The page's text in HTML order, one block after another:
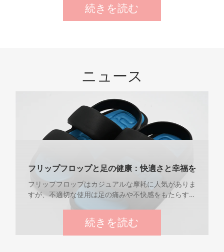
続きを読む
ニュース
フリップフロップと足の健康：快適さと幸福を
フリップフロップはカジュアルな摩耗に人気がありま
すが、不適切な使用は足の痛みや不快感をもたらす可
能性があります。この記事では、フリップフロップと
トを享受しながら、快適さ、サポート、全体的な幸福
を維持する方法についての洞察を提供します。
続きを読む